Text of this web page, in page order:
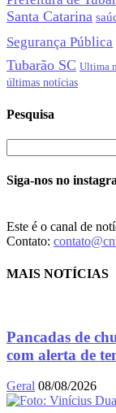
Santa Catarina
Segurança Pública
Tubarão SC Ultima
últimas notícias
Pesquisa
Siga-nos no
Este é o canal de
Contato:
MAIS NOTÍCIAS
Pancadas de
com alerta de
Geral 08/08/2026